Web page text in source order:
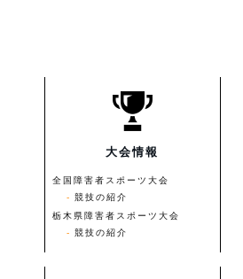
大会情報
全国障害者スポーツ大会
競技の紹介
栃木県障害者スポーツ大会
競技の紹介